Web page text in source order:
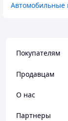
Автомобильные
Покупателям
Продавцам
О нас
Партнеры